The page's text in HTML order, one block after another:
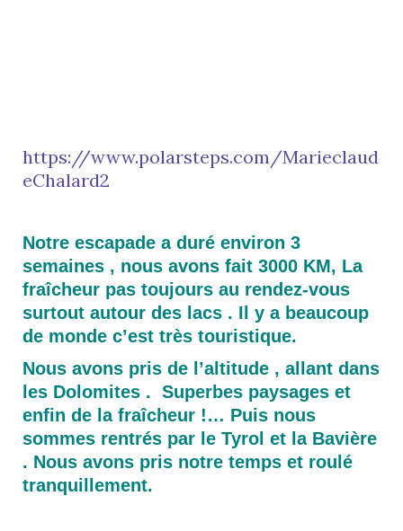
https://www.polarsteps.com/Marieclaud
eChalard2
Notre escapade a duré environ 3
semaines , nous avons fait 3000 KM, La
fraîcheur pas toujours au rendez-vous
surtout autour des lacs . Il y a beaucoup
de monde c’est très touristique.
Nous avons pris de l’altitude , allant dans
les Dolomites . Superbes paysages et
enfin de la fraîcheur !… Puis nous
sommes rentrés par le Tyrol et la Bavière
. Nous avons pris notre temps et roulé
tranquillement.